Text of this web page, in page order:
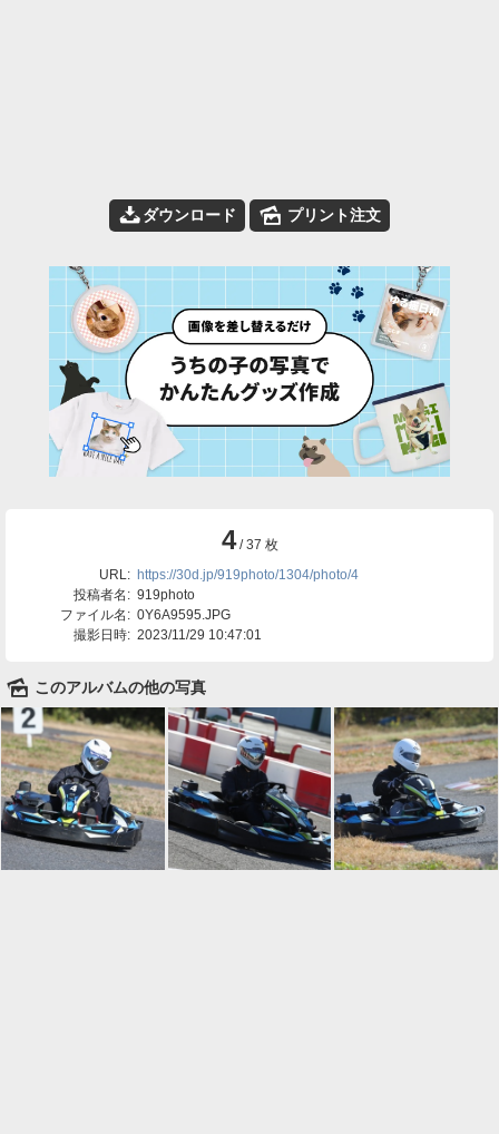
📥ダウンロード 🌄 プリント注文
4/ 37 枚
URL: https://30d.jp/919photo/1304/photo/4
投稿者名: 919photo
ファイル名: 0Y6A9595.JPG
撮影日時: 2023/11/29 10:47:01
🌄 このアルバムの他の写真